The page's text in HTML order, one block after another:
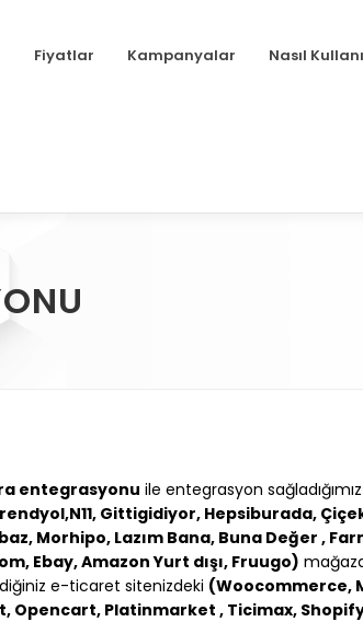
Fiyatlar Kampanyalar Nasıl
entegrasyonu ile entegrasyon
Gittigidiyor, Hepsiburada,
Morhipo, Lazım Bana, Buna Değer ,
Ebay, Amazon Yurt dışı, Fruugo)
e-ticaret sitenizdeki (Woocommerce,
Opencart, Platinmarket , Ticimax,